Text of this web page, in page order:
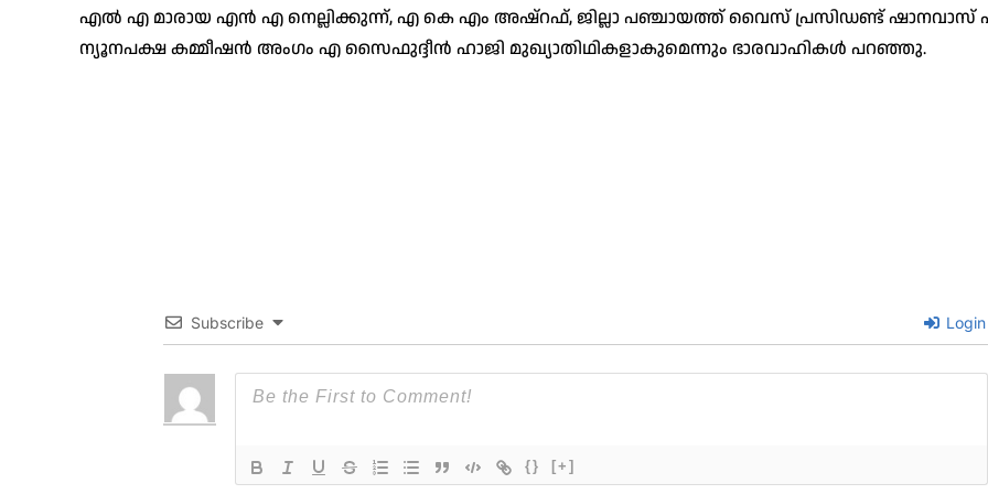
എല്‍ എ മാരായ എന്‍ എ നെല്ലിക്കുന്ന്, എ കെ എം അഷ്‌റഫ്, ജില്ലാ പഞ്ചായത്ത് വൈസ് പ്രസിഡണ്ട് ഷാനവാസ്
ന്യൂനപക്ഷ കമ്മീഷന്‍ അംഗം എ സൈഫുദ്ദീന്‍ ഹാജി മുഖ്യാതിഥികളാകുമെന്നും ഭാരവാഹികള്‍ പറഞ്ഞു.
Subscribe Login
{} [+]